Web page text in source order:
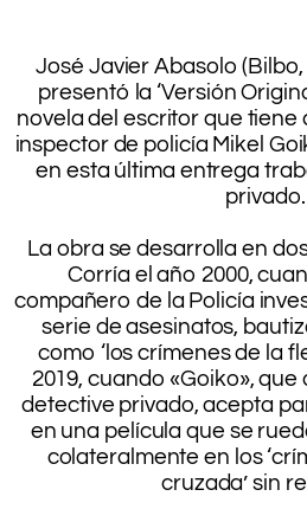
José Javier Abasolo (Bilbo,
presentó la ‘Versión
novela del escritor que tiene
inspector de policía Mikel
en esta última entrega
privado.
La obra se desarrolla en
Corría el año 2000,
compañero de la Policía
serie de asesinatos,
como ‘los crímenes de la
2019, cuando «Goiko»,
detective privado, acepta
en una película que se
colateralmente en los
cruzada’ sin